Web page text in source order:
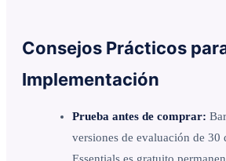
Consejos Prácticos
Implementación
Prueba antes de comprar:
versiones de evaluación de 30